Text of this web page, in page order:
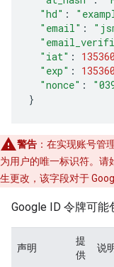
"hd" :
"email" :
"iat" :
"exp" :
"nonce" :
}
警告 ：在实现账号管
为用户的唯一标识符。请
生更改，该字段对于
Google ID 令牌可
声明
提
供
说